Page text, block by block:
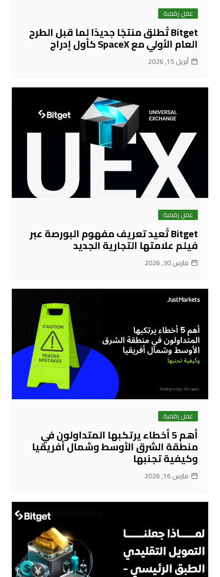
عمل رقمية
Bitget تُطلق منتجًا جديدًا لما قبل الطرح
العام الأولي مع SpaceX كأول إدراج
أبريل 15, 2026
عمل رقمية
Bitget تُعيد تعريف مفهوم البورصة عبر
فيلم علامتها التجارية الجديد
مارس 30, 2026
عمل رقمية
أهم 5 أخطاء يرتكبها المتداولون في
منطقة الشرق الأوسط وشمال أفريقيا
وكيفية تجنبها
مارس 16, 2026